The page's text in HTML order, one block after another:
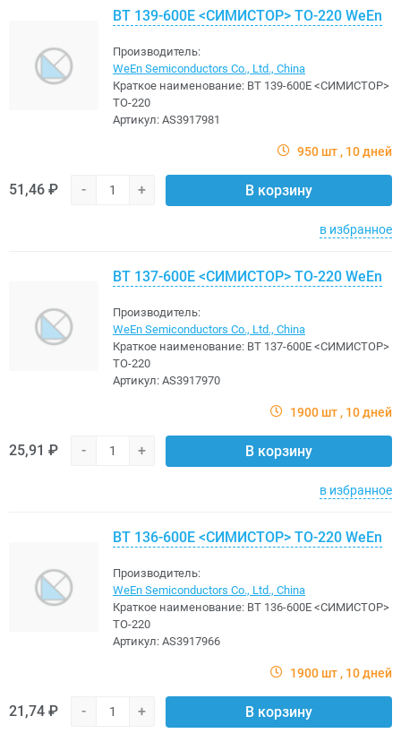
BT 139-600E <CИМИСТОР> TO-220 WeEn
Производитель:
WeEn Semiconductors Co., Ltd., China
Краткое наименование: BT 139-600E <CИМИСТОР>
TO-220
Артикул: AS3917981
950 шт 10 дней
51,46 ₽ - + В корзину
в избранное
BT 137-600E <CИМИСТОР> TO-220 WeEn
Производитель:
WeEn Semiconductors Co., Ltd., China
Краткое наименование: BT 137-600E <CИМИСТОР>
TO-220
Артикул: AS3917970
1900 шт 10 дней
25,91 ₽ - + В корзину
в избранное
BT 136-600E <CИМИСТОР> TO-220 WeEn
Производитель:
WeEn Semiconductors Co., Ltd., China
Краткое наименование: BT 136-600E <CИМИСТОР>
TO-220
Артикул: AS3917966
1900 шт 10 дней
21,74 ₽ - + В корзину